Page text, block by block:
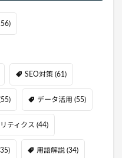
SEO対策 (61)
データ活用 (55)
ティクス (44)
用語解説 (34)